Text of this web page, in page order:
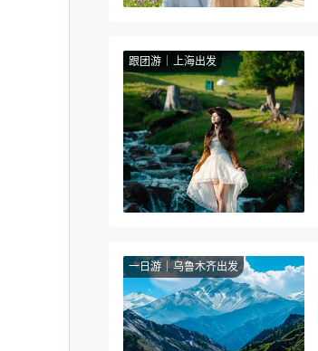
跟团游 上海出发
一日游 乌鲁木齐出发